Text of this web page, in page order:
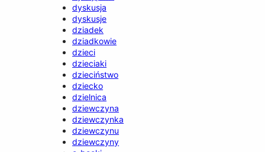
dyskusja
dyskusje
dziadek
dziadkowie
dzieci
dzieciaki
dzieciństwo
dziecko
dzielnica
dziewczyna
dziewczynka
dziewczynu
dziewczyny